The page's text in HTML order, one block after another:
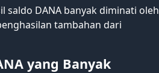
saldo DANA banyak diminati oleh
tambahan dari
yang Banyak